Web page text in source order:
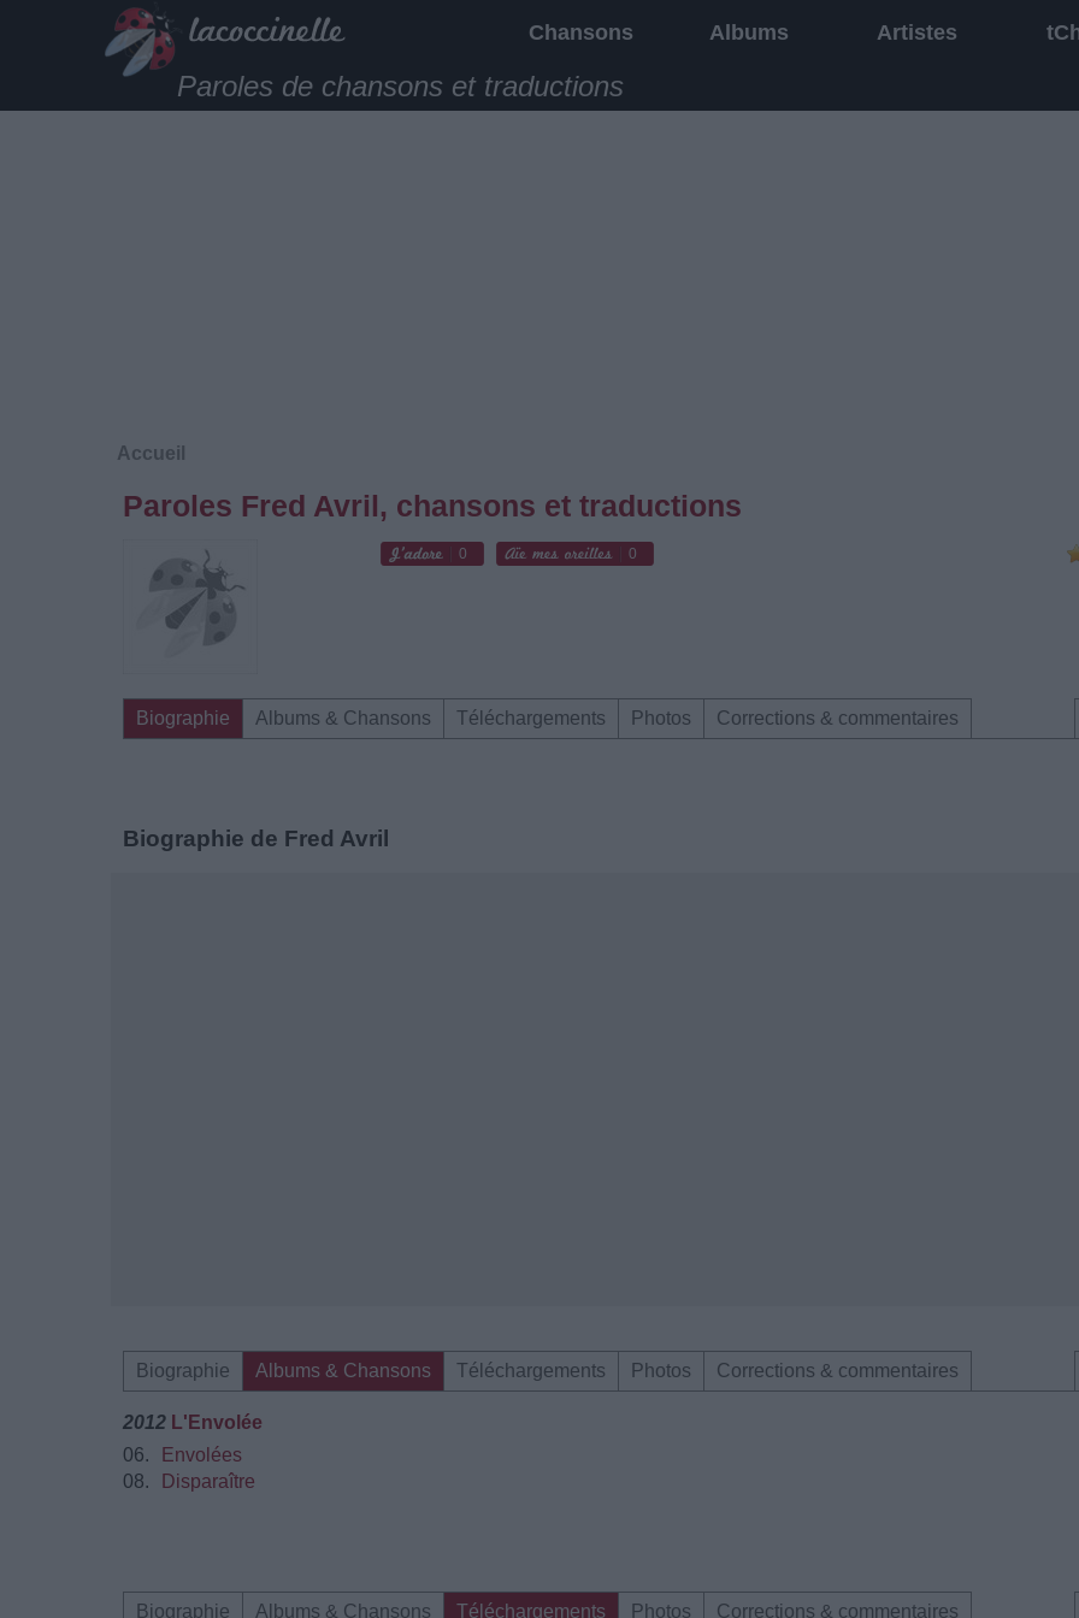
Chansons Albums Artistes
Paroles de chansons et traductions
Accueil
Paroles Fred Avril, chansons et traductions
0 0
Biographie Albums & Chansons Téléchargements Photos Corrections & commentaires
Biographie de Fred Avril
Biographie Albums & Chansons Téléchargements Photos Corrections & commentaires
2012 L'Envolée
06.
Envolées
08.
Disparaître
Biographie Albums & Chansons Téléchargements Photos Corrections & commentaires